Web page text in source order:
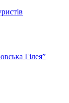
Гілея”